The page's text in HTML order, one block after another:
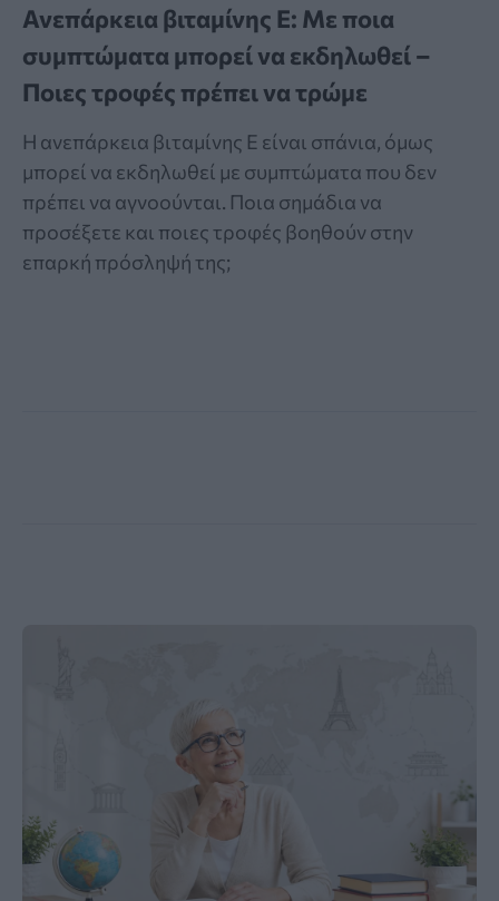
Ανεπάρκεια βιταμίνης Ε: Με ποια
συμπτώματα μπορεί να εκδηλωθεί –
Ποιες τροφές πρέπει να τρώμε
Η ανεπάρκεια βιταμίνης Ε είναι σπάνια, όμως
μπορεί να εκδηλωθεί με συμπτώματα που δεν
πρέπει να αγνοούνται. Ποια σημάδια να
προσέξετε και ποιες τροφές βοηθούν στην
επαρκή πρόσληψή της;